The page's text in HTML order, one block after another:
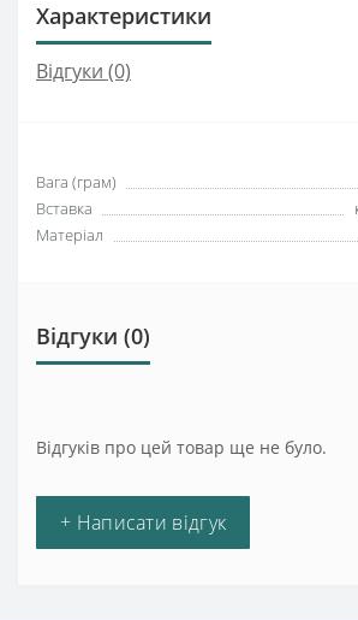
Характеристики
Відгуки (0)
Вага (грам)
Вставка
Матеріал
Відгуки (0)
Відгуків про цей товар ще не було.
+ Написати відгук